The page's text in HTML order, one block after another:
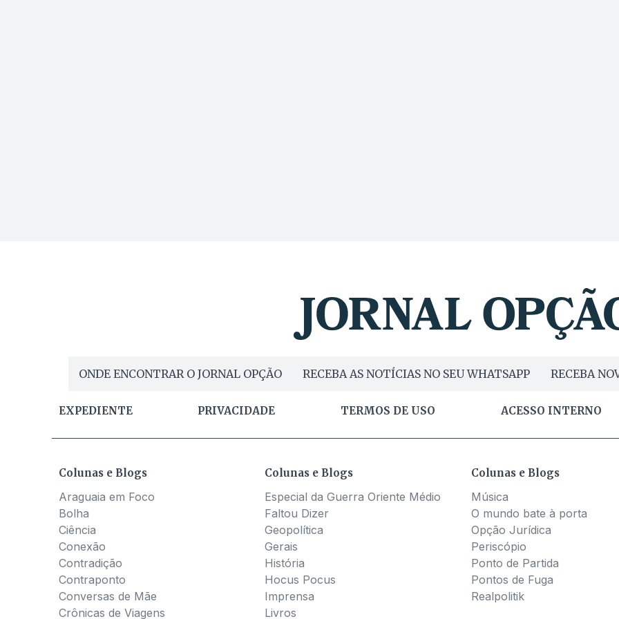
ONDE ENCONTRAR O JORNAL OPÇÃO RECEBA AS NOTÍCIAS NO SEU WHATSAPP RECEBA
EXPEDIENTE PRIVACIDADE TERMOS DE USO ACESSO INTERNO
Colunas e Blogs
Araguaia em Foco
Bolha
Ciência
Conexão
Contradição
Contraponto
Conversas de Mãe
Crônicas de Viagens
Colunas e Blogs
Especial da Guerra Oriente Médio
Faltou Dizer
Geopolítica
Gerais
História
Hocus Pocus
Imprensa
Livros
Colunas e Blogs
Música
O mundo bate à porta
Opção Jurídica
Periscópio
Ponto de Partida
Pontos de Fuga
Realpolitik